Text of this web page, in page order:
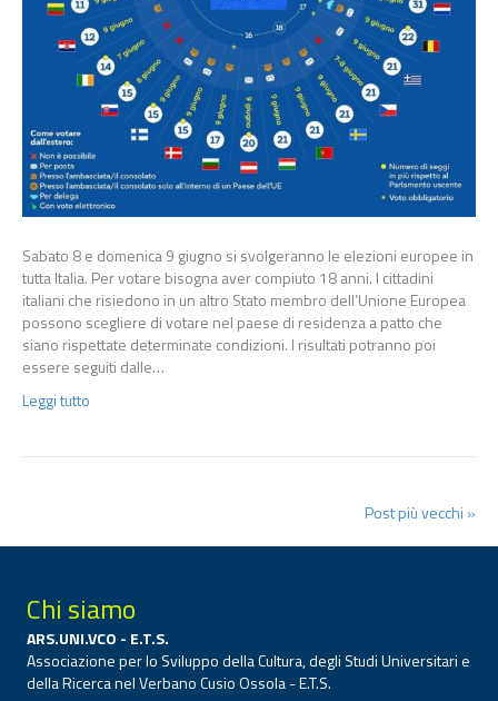
Sabato 8 e domenica 9 giugno si svolgeranno le elezioni europee in
tutta Italia. Per votare bisogna aver compiuto 18 anni. I cittadini
italiani che risiedono in un altro Stato membro dell’Unione Europea
possono scegliere di votare nel paese di residenza a patto che
siano rispettate determinate condizioni. I risultati potranno poi
essere seguiti dalle…
Leggi tutto
Post più vecchi »
Chi siamo
ARS.UNI.VCO - E.T.S.
Associazione per lo Sviluppo della Cultura, degli Studi Universitari e
della Ricerca nel Verbano Cusio Ossola - E.T.S.